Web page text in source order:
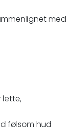
med
lette,
følsom hud